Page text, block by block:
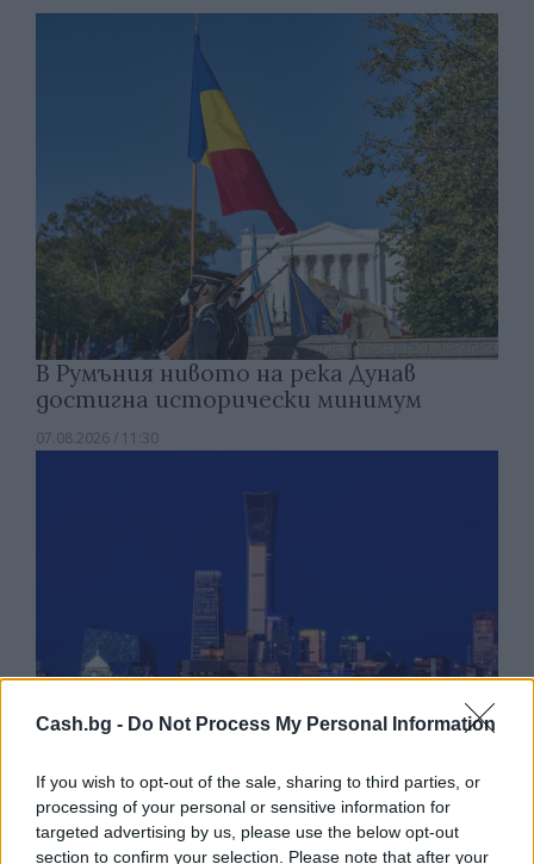
Cash.bg - Do Not Process My Personal Information
If you wish to opt-out of the sale, sharing to third parties, or
processing of your personal or sensitive information for
targeted advertising by us, please use the below opt-out
section to confirm your selection. Please note that after your
В Румъния нивото на река Дунав
достигна исторически минимум
07.08.2026 / 11:30
Пекин е обявен за Световна столица
на архитектурата за 2029 г.